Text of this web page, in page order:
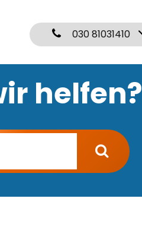
030 81031410
helfen?